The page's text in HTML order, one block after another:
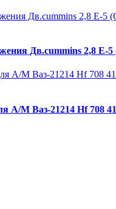
Дв.cummins 2,8 Е-5
А/М Ваз-21214 Hf 708